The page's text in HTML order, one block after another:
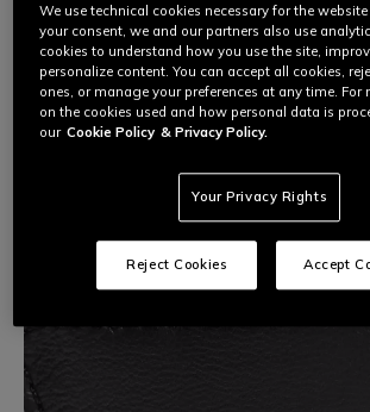
3D STONE
Een innovatieve hightech stof, Dainese 3D
gemaakt van 100% nylon met hoge sterkte
dikke driedimensionale weving die micro-
creëert. Deze vertragen slijtage door uit
We use technical cookies necessary for the
your consent, we and our partners also use
cookies to understand how you use the site,
personalize content. You can accept all cookies,
ones, or manage your preferences at any time. For
on the cookies used and how personal data is
our Cookie Policy & Privacy Policy.
Your Privacy Rights
Reject Cookies Accept